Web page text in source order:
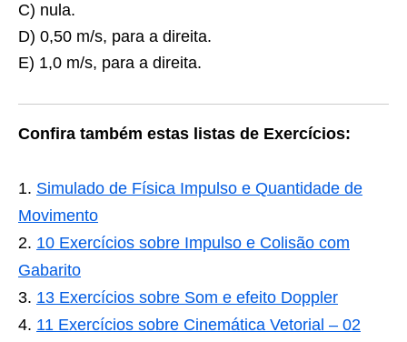
C) nula.
D) 0,50 m/s, para a direita.
E) 1,0 m/s, para a direita.
Confira também estas listas de Exercícios:
Simulado de Física Impulso e Quantidade de
Movimento
10 Exercícios sobre Impulso e Colisão com
Gabarito
13 Exercícios sobre Som e efeito Doppler
11 Exercícios sobre Cinemática Vetorial – 02